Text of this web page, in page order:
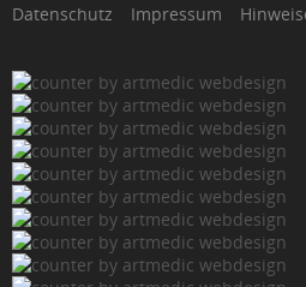
Datenschutz Impressum